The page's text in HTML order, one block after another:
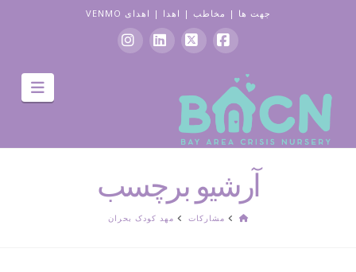
جهت ها | مخاطب | اهدا | اهدای VENMO
بوک
جهت
یابی
آرشیو برچسب
صفحهمشارکات مهد کودک بحران